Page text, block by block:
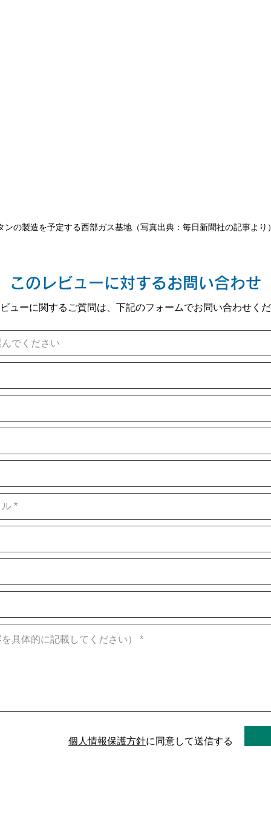
ンの製造を予定する西部ガス基地（写真出典：毎日新聞社の記事より
このレビューに対するお問い合わせ
ューに関するご質問は、下記のフォームでお問い合わせく
個人情報保護方針に同意して送信する